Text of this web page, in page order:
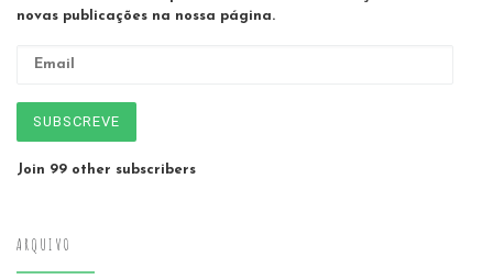
novas publicações na nossa página.
SUBSCREVE
Join 99 other subscribers
ARQUIVO